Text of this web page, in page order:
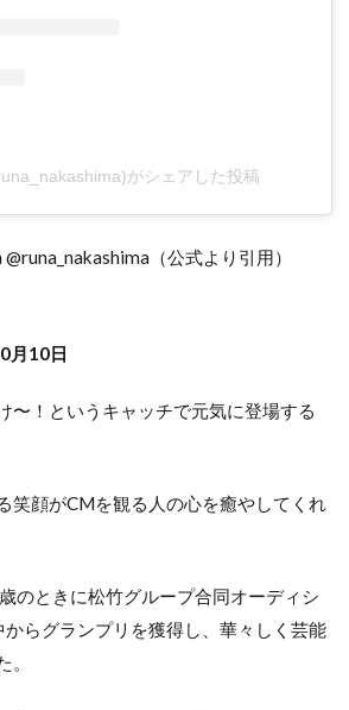
がシェアした投稿
（公式より引用）
月10日
〜！というキャッチで元気に登場する
笑顔がCMを観る人の心を癒やしてくれ
のときに松竹グループ合同オーディシ
からグランプリを獲得し、華々しく芸能